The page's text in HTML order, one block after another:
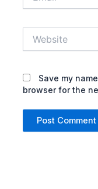
Save my
browser for the